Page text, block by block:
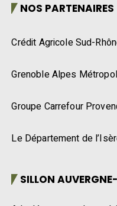
NOS PARTENAIRES
Crédit Agricole Sud-
Grenoble Alpes
Groupe Carrefour
Le Département de
SILLON